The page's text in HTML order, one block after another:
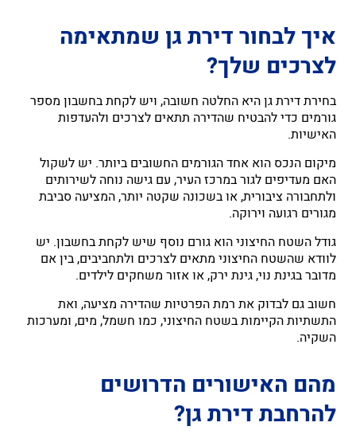
איך לבחור דירת גן שמתאימה
לצרכים שלך?
בחירת דירת גן היא החלטה חשובה, ויש לקחת בחשבון מספר
גורמים כדי להבטיח שהדירה תתאים לצרכים ולהעדפות
האישיות.
מיקום הנכס הוא אחד הגורמים החשובים ביותר. יש לשקול
האם מעדיפים לגור במרכז העיר, עם גישה נוחה לשירותים
ולתחבורה ציבורית, או בשכונה שקטה יותר, המציעה סביבת
מגורים רגועה וירוקה.
גודל השטח החיצוני הוא גורם נוסף שיש לקחת בחשבון. יש
לוודא שהשטח החיצוני מתאים לצרכים ולתחביבים, בין אם
מדובר בגינת נוי, גינת ירק, או אזור משחקים לילדים.
חשוב גם לבדוק את רמת הפרטיות שהדירה מציעה, ואת
התשתיות הקיימות בשטח החיצוני, כמו חשמל, מים, ומערכות
השקיה.
מהם האישורים הדרושים
להרחבת דירת גן?